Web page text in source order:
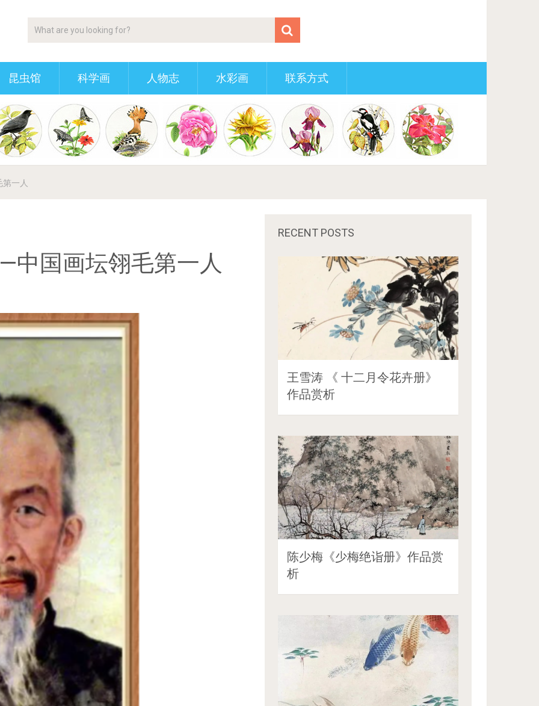
昆虫馆 科学画 人物志 水彩画 联系方式
一人
国画坛翎毛第一人
RECENT POSTS
王雪涛 《 十二月令花卉册》
作品赏析
陈少梅《少梅绝诣册》作品赏
析